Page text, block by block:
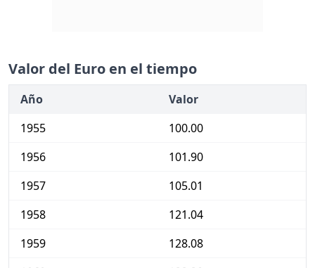
Valor del Euro en el tiempo
Año
Valor
1955
100.00
1956
101.90
1957
105.01
1958
121.04
1959
128.08